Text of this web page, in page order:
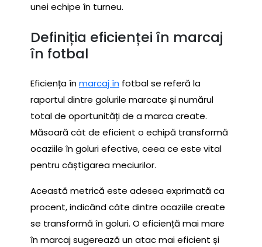
unei echipe în turneu.
Definiția eficienței în marcaj
în fotbal
Eficiența înmarcaj în fotbal se referă la
raportul dintre golurile marcate și numărul
total de oportunități de a marca create.
Măsoară cât de eficient o echipă transformă
ocaziile în goluri efective, ceea ce este vital
pentru câștigarea meciurilor.
Această metrică este adesea exprimată ca
procent, indicând câte dintre ocaziile create
se transformă în goluri. O eficiență mai mare
în marcaj sugerează un atac mai eficient și